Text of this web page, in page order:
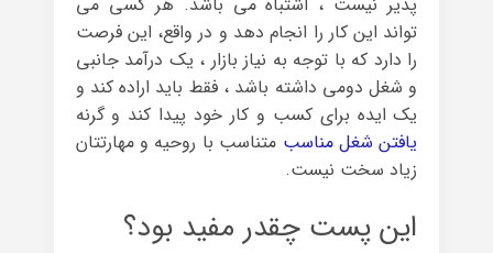
تواند این کار را انجام دهد و در واقع، این فرصت
را دارد که با توجه به نیاز بازار ، یک درآمد جانبی
و شغل دومی داشته باشد ، فقط باید اراده کند و
یک ایده برای کسب و کار خود پیدا کند و گرنه
یافتن شغل مناسب متناسب با روحیه و مهارتتان
زیاد سخت نیست.
این پست چقدر مفید بود؟